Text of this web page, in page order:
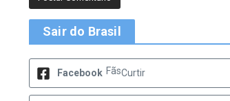
Sair do Brasil
Facebook FãsCurtir